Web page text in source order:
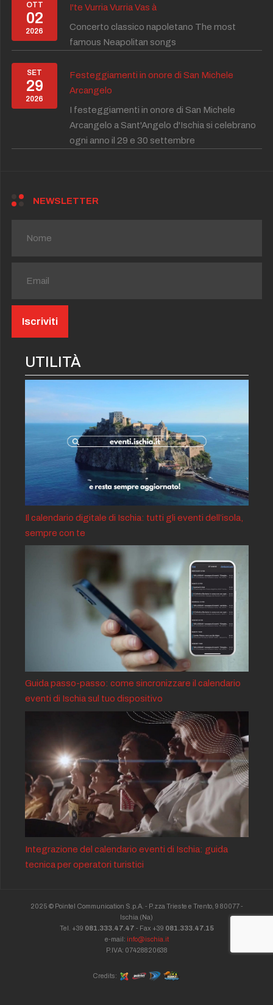
OTT
02
2026
I'te Vurria Vurria Vas à
Concerto classico napoletano The most
famous Neapolitan songs
SET
29
2026
Festeggiamenti in onore di San Michele
Arcangelo
I festeggiamenti in onore di San Michele
Arcangelo a Sant'Angelo d'Ischia si celebrano
ogni anno il 29 e 30 settembre
NEWSLETTER
UTILITÀ
Il calendario digitale di Ischia: tutti gli eventi dell’isola,
sempre con te
Guida passo-passo: come sincronizzare il calendario
eventi di Ischia sul tuo dispositivo
Integrazione del calendario eventi di Ischia: guida
tecnica per operatori turistici
2025 © Pointel Communication S.p.A. - P.zza Trieste e Trento, 9 80077 -
Ischia (Na)
Tel. +39 081.333.47.47 - Fax +39 081.333.47.15
e-mail: info@ischia.it
P.IVA: 07428820638
Credits: